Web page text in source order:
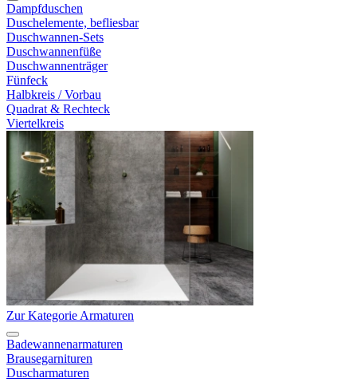
Dampfduschen
Duschelemente, befliesbar
Duschwannen-Sets
Duschwannenfüße
Duschwannenträger
Fünfeck
Halbkreis / Vorbau
Quadrat & Rechteck
Viertelkreis
Zur Kategorie Armaturen
Badewannenarmaturen
Brausegarnituren
Duscharmaturen